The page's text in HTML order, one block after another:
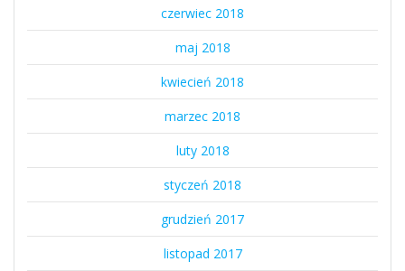
czerwiec 2018
maj 2018
kwiecień 2018
marzec 2018
luty 2018
styczeń 2018
grudzień 2017
listopad 2017